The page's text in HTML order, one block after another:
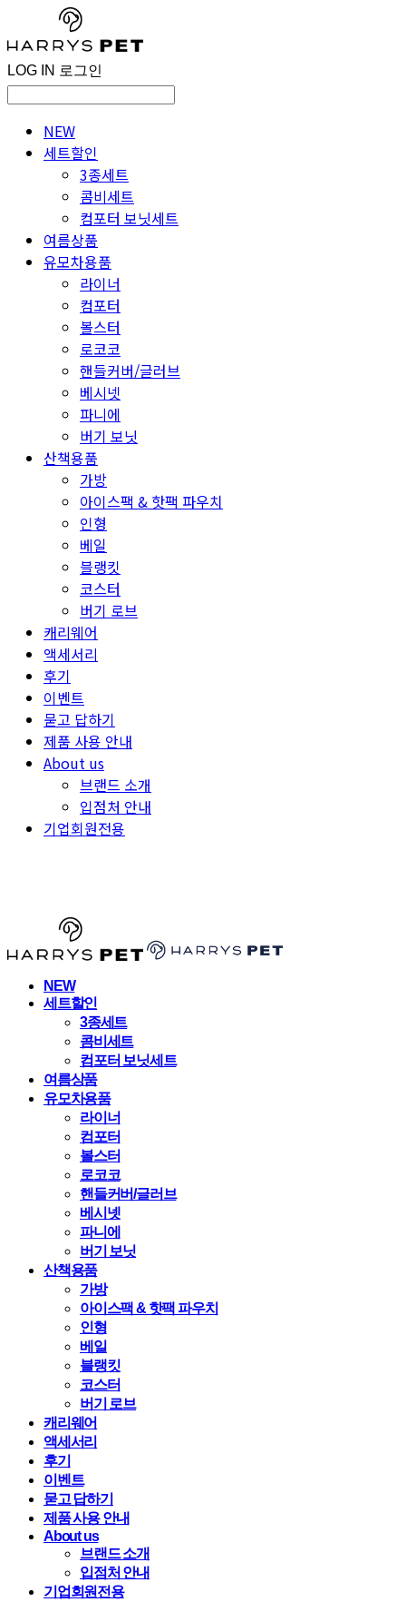
LOG IN 로그인
NEW
세트할인
3종세트
콤비세트
컴포터 보닛세트
여름상품
유모차용품
라이너
컴포터
볼스터
로코코
핸들커버/글러브
베시넷
파니에
버기 보닛
산책용품
가방
아이스팩 & 핫팩 파우치
인형
베일
블랭킷
코스터
버기 로브
캐리웨어
액세서리
후기
이벤트
묻고 답하기
제품 사용 안내
About us
브랜드 소개
입점처 안내
기업회원전용
NEW
세트할인
3종세트
콤비세트
컴포터 보닛세트
여름상품
유모차용품
라이너
컴포터
볼스터
로코코
핸들커버/글러브
베시넷
파니에
버기 보닛
산책용품
가방
아이스팩 & 핫팩 파우치
인형
베일
블랭킷
코스터
버기 로브
캐리웨어
액세서리
후기
이벤트
묻고 답하기
제품 사용 안내
About us
브랜드 소개
입점처 안내
기업회원전용